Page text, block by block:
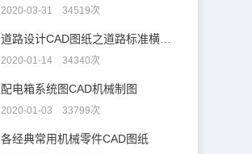
2020-03-31 34519次
2020-01-14 34340次
配电箱系统图CAD机械制图
2020-01-03 33799次
各经典常用机械零件CAD图纸